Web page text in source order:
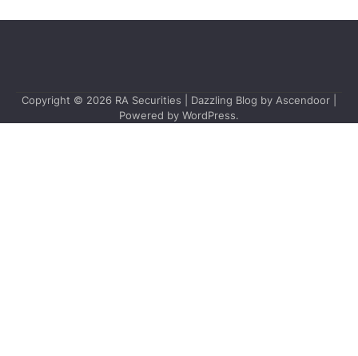
Copyright © 2026 RA Securities | Dazzling Blog by Ascendoor
Powered by WordPress.